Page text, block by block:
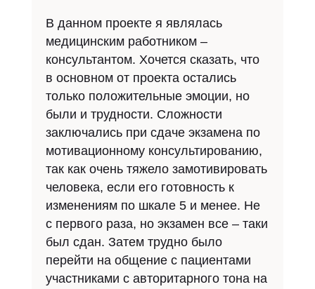
В данном проекте я являлась
медицинским работником –
консультантом. Хочется сказать, что
в основном от проекта остались
только положительные эмоции, но
были и трудности. Сложности
заключались при сдаче экзамена по
мотивационному консультированию,
так как очень тяжело замотивировать
человека, если его готовность к
изменениям по шкале 5 и менее. Не
с первого раза, но экзамен все – таки
был сдан. Затем трудно было
перейти на общение с пациентами
участниками с авторитарного тона на